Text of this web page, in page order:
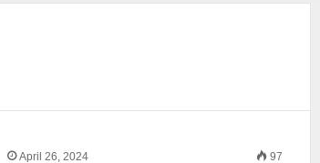
April 26, 2024 97